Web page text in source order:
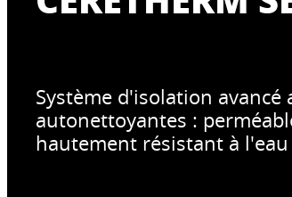
Système d'isolation avancé
autonettoyantes :
hautement résistant à l'eau